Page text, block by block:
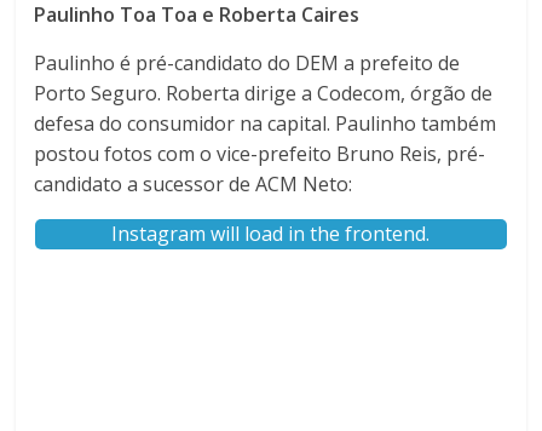
Paulinho Toa Toa e Roberta Caires
Paulinho é pré-candidato do DEM a prefeito de
Porto Seguro. Roberta dirige a Codecom, órgão de
defesa do consumidor na capital. Paulinho também
postou fotos com o vice-prefeito Bruno Reis, pré-
candidato a sucessor de ACM Neto:
Instagram will load in the frontend.